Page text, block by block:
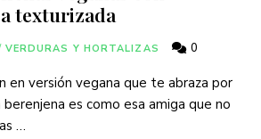
texturizada
VERDURAS Y HORTALIZAS 0
en versión vegana que te abraza por
es como esa amiga que no
…